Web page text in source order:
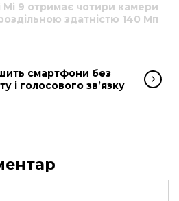
Mi 9 отримає чотири камери
здатністю 140 Мп
смартфони без
і голосового зв’язку